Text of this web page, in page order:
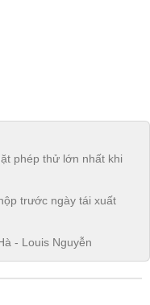
phép thử lớn nhất khi
trước ngày tái xuất
- Louis Nguyễn